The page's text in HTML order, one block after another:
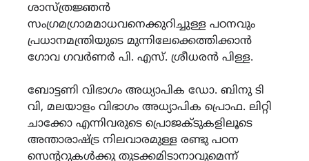
ശാസ്ത്രജ്ഞൻ
സംഗ്രമഗ്രാമമാധവനെക്കുറിച്ചുള്ള പഠനവും
പ്രധാനമന്ത്രിയുടെ മുന്നിലേക്കെത്തിക്കാൻ
ഗോവ ഗവർണർ പി. എസ്. ശ്രീധരൻ പിള്ള.
ബോട്ടണി വിഭാഗം അധ്യാപിക ഡോ. ബിനു ടി
വി, മലയാളം വിഭാഗം അധ്യാപിക പ്രൊഫ. ലിറ്റി
ചാക്കോ എന്നിവരുടെ പ്രൊജക്ടുകളിലൂടെ
അന്താരാഷ്ട്ര നിലവാരമുള്ള രണ്ടു പഠന
സെൻ്ററുകൾക്കു തുടക്കമിടാനാവുമെന്ന്